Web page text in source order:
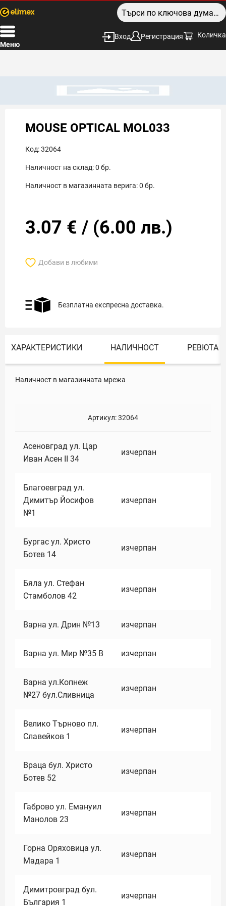
Меню
Вход Регистрация Количка
MOUSE OPTICAL MOL033
Код:32064
Наличност на склад:0 бр.
Наличност в магазинната верига:0 бр.
3.07 € / (6.00 лв.)
Добави в любими
Безплатна експресна доставка.
ХАРАКТЕРИСТИКИ НАЛИЧНОСТ РЕВЮТА
Наличност в магазинната мрежа
Артикул:32064
Асеновград ул. Цар
Иван Асен II 34
изчерпан
Благоевград ул.
Димитър Йосифов
№1
изчерпан
Бургас ул. Христо
Ботев 14
изчерпан
Бяла ул. Стефан
Стамболов 42
изчерпан
Варна ул. Дрин №13 изчерпан
Варна ул. Мир №35 В изчерпан
Варна ул.Копнеж
№27 бул.Сливница
изчерпан
Велико Търново пл.
Славейков 1
изчерпан
Враца бул. Христо
Ботев 52
изчерпан
Габрово ул. Емануил
Манолов 23
изчерпан
Горна Оряховица ул.
Мадара 1
изчерпан
Димитровград бул.
България 1
изчерпан